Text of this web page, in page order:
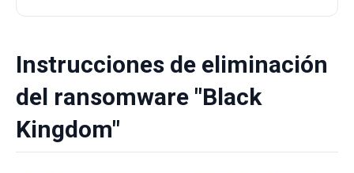
Instrucciones de eliminación
del ransomware "Black
Kingdom"